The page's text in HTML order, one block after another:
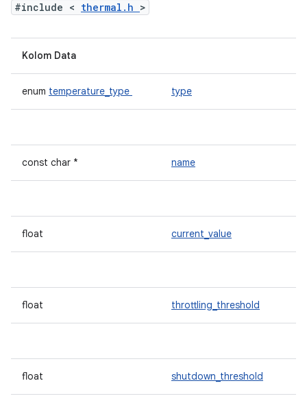
#include < thermal.h >
Kolom Data
enum temperature_type type
const char * name
float current_value
float throttling_threshold
float shutdown_threshold